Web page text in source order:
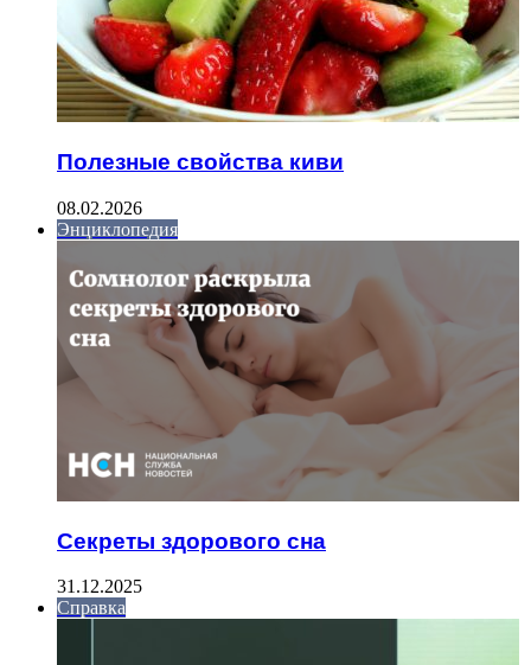
Полезные свойства киви
08.02.2026
Энциклопедия
Секреты здорового сна
31.12.2025
Справка